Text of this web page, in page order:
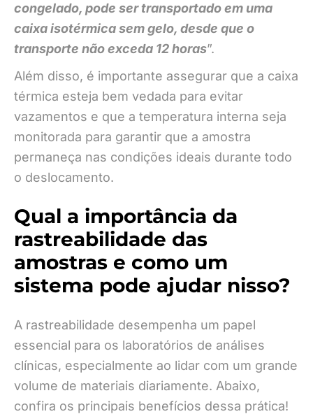
congelado, pode ser transportado em uma
caixa isotérmica sem gelo, desde que o
transporte não exceda 12 horas”.
Além disso, é importante assegurar que a caixa
térmica esteja bem vedada para evitar
vazamentos e que a temperatura interna seja
monitorada para garantir que a amostra
permaneça nas condições ideais durante todo
o deslocamento.
Qual a importância da
rastreabilidade das
amostras e como um
sistema pode ajudar nisso?
A rastreabilidade desempenha um papel
essencial para os laboratórios de análises
clínicas, especialmente ao lidar com um grande
volume de materiais diariamente. Abaixo,
confira os principais benefícios dessa prática!